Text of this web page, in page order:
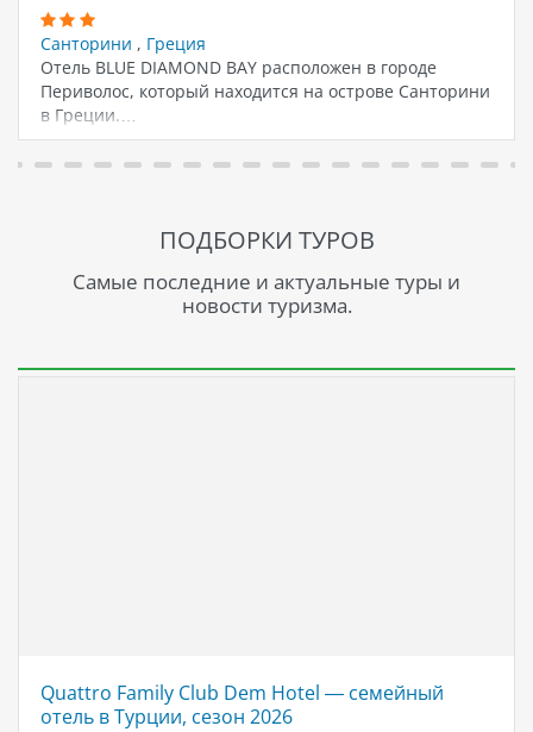
Санторини , Греция
Отель BLUE DIAMOND BAY расположен в городе
Периволос, который находится на острове Санторини
в Греции.…
ПОДБОРКИ ТУРОВ
Самые последние и актуальные туры и
новости туризма.
Quattro Family Club Dem Hotel — семейный
отель в Турции, сезон 2026